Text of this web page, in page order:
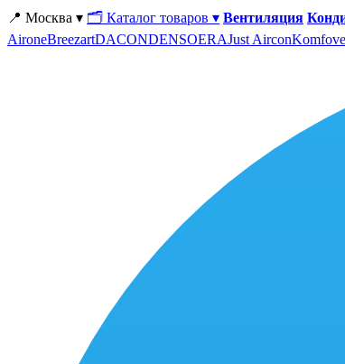
📍 Москва ▾ 🗂 Каталог товаров ▾ Вентиляция
AironeBreezartDACONDENSOERAJust Aircon